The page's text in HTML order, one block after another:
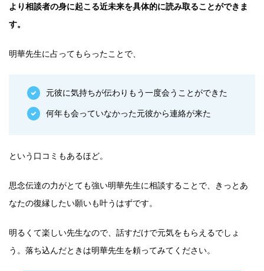
より相談者の身に起こる近未来を具体的に読み取ることができま
す。
明華先生に占ってもらったことで、
元彼に気持ちが伝わりもう一度会うことができた
何年も会っていなかった元彼から連絡が来た
という口コミもあるほど。
思念伝達の力がとても強い明華先生に相談することで、きっとあ
なたの復縁したい願いも叶うはずです。
明るくて楽しい先生なので、話すだけで元気をもらえるでしょ
う。落ち込んだときは明華先生を頼ってみてください。